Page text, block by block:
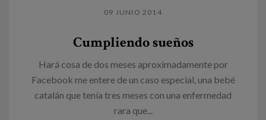
09 JUNIO 2014
Cumpliendo sueños
Hará cosa de dos meses aproximadamente por
Facebook me entere de un caso especial, una bebé
catalán que tenía tres meses con una enfermedad
rara que...